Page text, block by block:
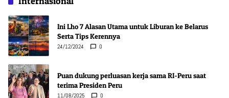
Ini Lho 7 Alasan Utama untuk Liburan ke Belarus
Serta Tips Kerennya
24/12/2024 0
Puan dukung perluasan kerja sama RI-Peru saat
terima Presiden Peru
11/08/2025 0